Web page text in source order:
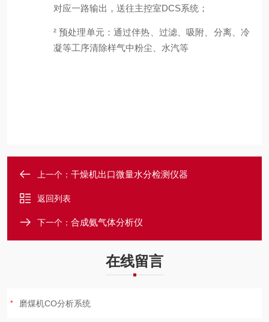
对应一路输出，送往主控室DCS系统；
²预处理单元：通过伴热、过滤、吸附、分离、冷
凝等工序清除样气中粉尘、水汽等
上一个： 干燥机出口微量水分检测仪器
返回列表
下一个： 合成氨气体分析仪
在线留言